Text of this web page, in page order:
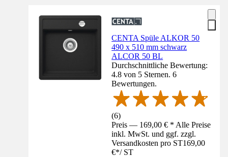
CENTA Spüle ALKOR 50
490 x 510 mm schwarz
ALCOR 50 BL
Durchschnittliche Bewertung:
4.8 von 5 Sternen. 6
Bewertungen.
(6)
Preis — 169,00 € * Alle Preise
inkl. MwSt. und ggf. zzgl.
Versandkosten pro ST169,00
€*/ ST